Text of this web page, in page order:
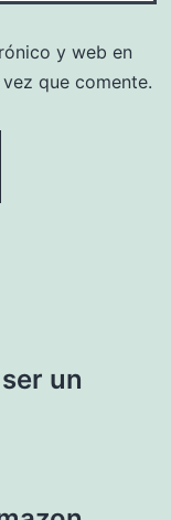
y web en
que comente.
un